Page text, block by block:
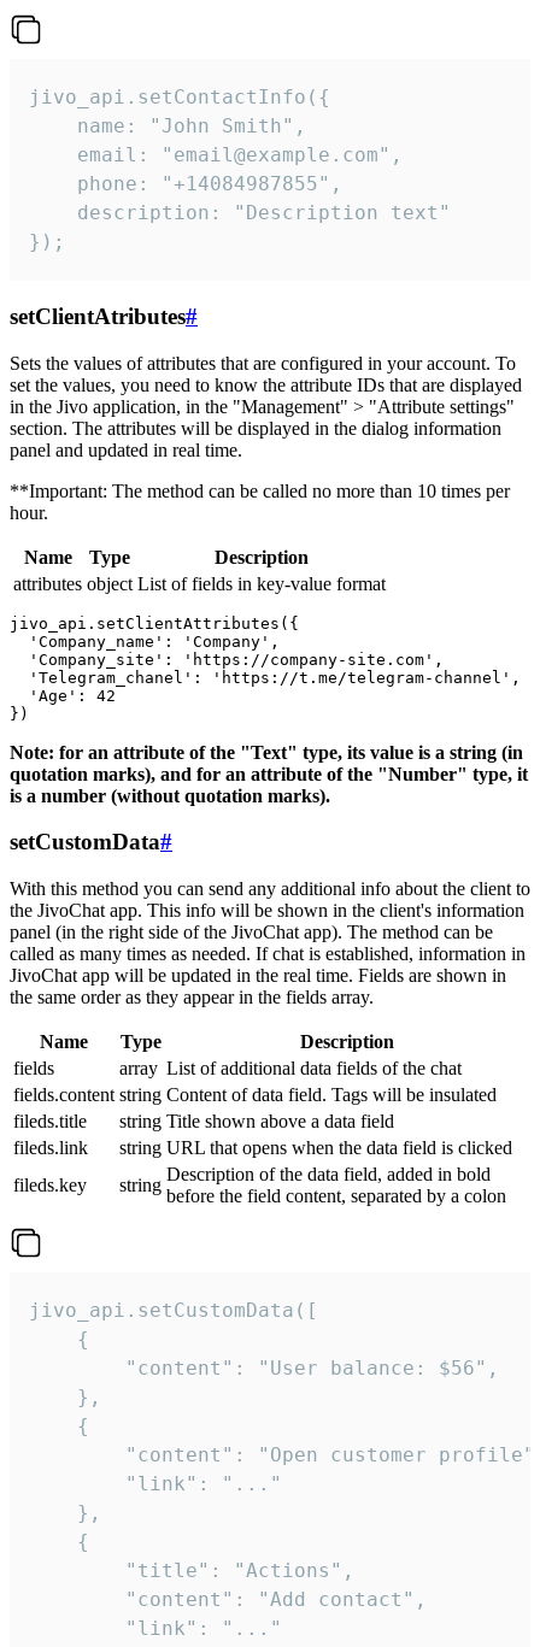
jivo_api.setContactInfo({
    name: "John Smith",
    email: "email@example.com",
    phone: "+14084987855",
    description: "Description text"
});
setClientAtributes#
Sets the values ​​of attributes that are configured in your account. To
set the values, you need to know the attribute IDs that are displayed
in the Jivo application, in the "Management" > "Attribute settings"
section. The attributes will be displayed in the dialog information
panel and updated in real time.
**Important: The method can be called no more than 10 times per
hour.
Name Type
Description
attributes object List of fields in key-value format
jivo_api.setClientAttributes({
  'Company_name': 'Company',
  'Company_site': 'https://company-site.com',
  'Telegram_chanel': 'https://t.me/telegram-channel',
  'Age': 42
Note: for an attribute of the "Text" type, its value is a string (in
quotation marks), and for an attribute of the "Number" type, it
is a number (without quotation marks).
setCustomData#
With this method you can send any additional info about the client to
the JivoChat app. This info will be shown in the client's information
panel (in the right side of the JivoChat app). The method can be
called as many times as needed. If chat is established, information in
JivoChat app will be updated in the real time. Fields are shown in
the same order as they appear in the fields array.
Name Type
Description
fields
array List of additional data fields of the chat
fields.content string Content of data field. Tags will be insulated
fileds.title
string Title shown above a data field
fileds.link
string URL that opens when the data field is clicked
fileds.key
string
Description of the data field, added in bold
before the field content, separated by a colon
jivo_api.setCustomData([
    {
        "content": "User balance: $56",
    },
    {
"content": "Open customer
        "link": "..."
    },
    {
        "title": "Actions",
        "content": "Add contact",
        "link": "..."